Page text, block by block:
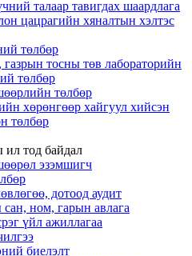
талаар тавигдах шаардлага
цацрагийн хяналтын хэлтэс
төлбөр
газрын тосны төв лабораторийн
төлбөр
төлбөр
хөрөнгөөр хайгуул хийсэн
төлбөр
тод байдал
эзэмшигч
дотоод аудит
ном, гарын авлага
үйл ажиллагаа
биелэлт